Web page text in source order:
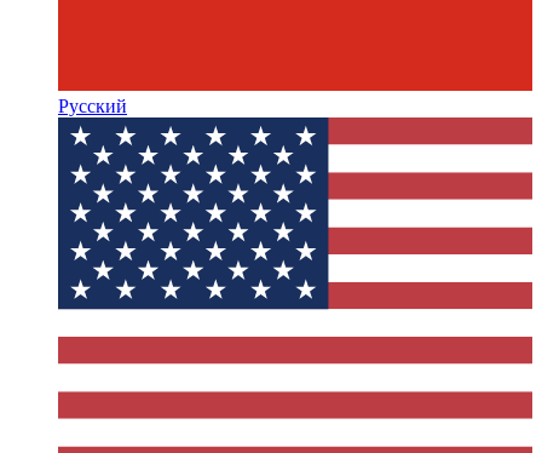
Русский